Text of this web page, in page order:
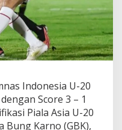
Indonesia U-20
Score 3 – 1
Piala Asia U-20
Bung Karno (GBK),